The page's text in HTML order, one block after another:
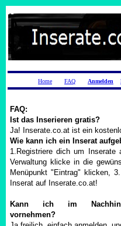
Home FAQ Anmelden
FAQ:
Ist das Inserieren gratis?
Ja! Inserate.co.at ist ein
Wie kann ich ein Inserat
1.Registriere dich um Inserate
Verwaltung klicke in die
Menüpunkt "Eintrag" klicken,
Inserat auf Inserate.co.at!
Kann ich im
vornehmen?